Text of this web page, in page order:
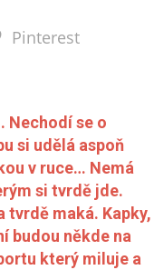
Pinterest
Nechodí se o
si udělá aspoň
v ruce… Nemá
si tvrdě jde.
tvrdě maká. Kapky,
budou někde na
který miluje a